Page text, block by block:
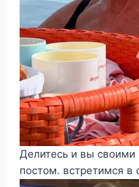
Делитесь и вы
постом. встретимся в